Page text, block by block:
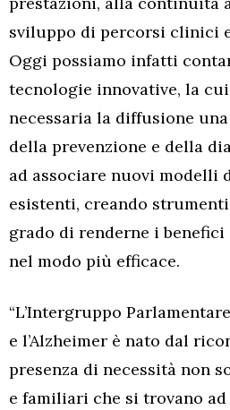
sviluppo di percorsi clinici
Oggi possiamo infatti
tecnologie innovative, la
necessaria la diffusione
della prevenzione e della
ad associare nuovi modelli
esistenti, creando
grado di renderne i
nel modo più efficace.
“L’Intergruppo
e l’Alzheimer è nato dal
presenza di necessità non
e familiari che si trovano